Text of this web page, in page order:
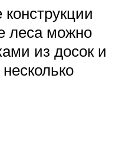
конструкции
леса можно
из досок и